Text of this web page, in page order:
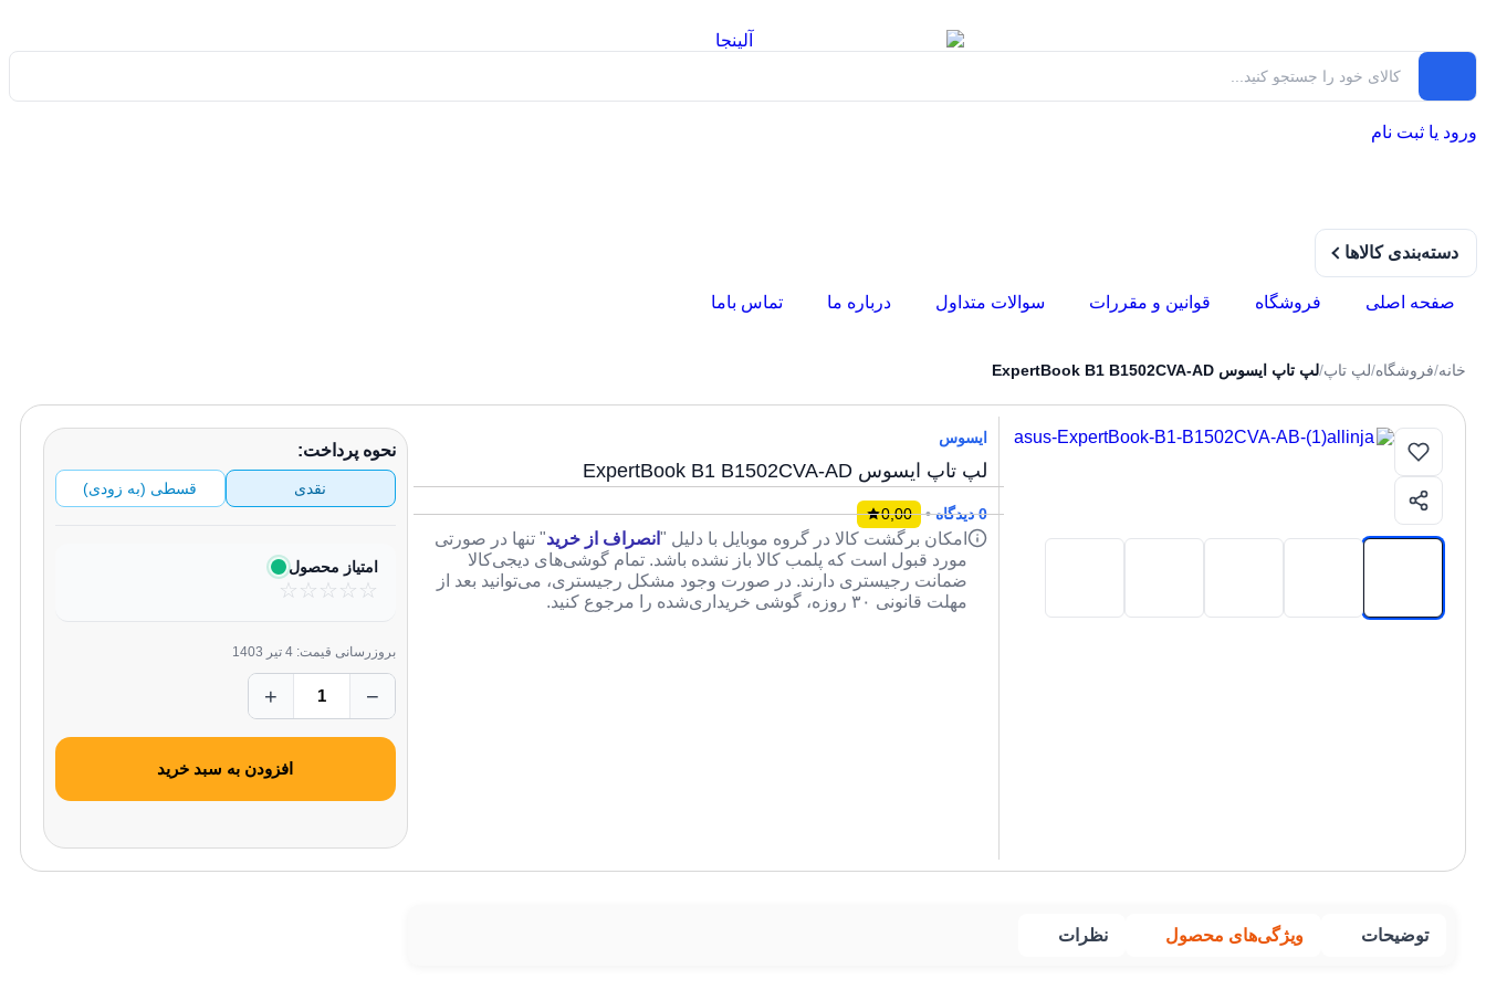
ورود یا ثبت نام
دسته‌بندی کالاها
صفحه اصلی فروشگاه قوانین و مقررات سوالات متداول درباره ما تماس باما
خانه/فروشگاه/لپ تاپ/لپ تاپ ایسوس ExpertBook B1 B1502CVA-AD
ایسوس
لپ تاپ ایسوس ExpertBook B1 B1502CVA-AD
0 دیدگاه •
0,00
امکان برگشت کالا در گروه موبایل با دلیل "انصراف از خرید" تنها در صورتی
مورد قبول است که پلمب کالا باز نشده باشد. تمام گوشی‌های دیجی‌کالا
ضمانت رجیستری دارند. در صورت وجود مشکل رجیستری، می‌توانید بعد از
مهلت قانونی ۳۰ روزه، گوشی خریداری‌شده را مرجوع کنید.
محصول به سبد خرید اضافه شد
توقف سفارش‌گیری
نحوه پرداخت:
نقدی قسطی (به زودی)
امتیاز محصول
☆
☆
☆
☆
☆
بروزرسانی قیمت: 4 تیر 1403
−
+
افزودن به سبد خرید
توضیحات ویژگی‌های محصول نظرات